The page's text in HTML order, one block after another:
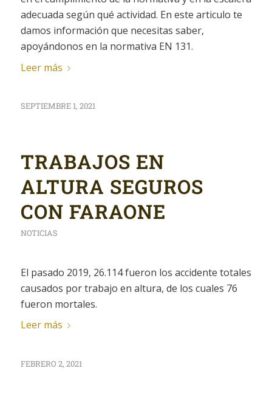
adecuada según qué actividad. En este articulo te
damos información que necesitas saber,
apoyándonos en la normativa EN 131.
Leer más
SEPTIEMBRE 1, 2021
TRABAJOS EN
ALTURA SEGUROS
CON FARAONE
NOTICIAS
El pasado 2019, 26.114 fueron los accidente totales
causados por trabajo en altura, de los cuales 76
fueron mortales.
Leer más
FEBRERO 2, 2021